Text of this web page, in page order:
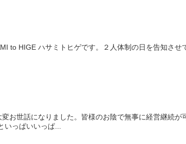
to HIGE ハサミトヒゲです。２人体制の日を告知させ
お世話になりました。皆様のお陰で無事に経営継続が
いっぱいいっぱ...